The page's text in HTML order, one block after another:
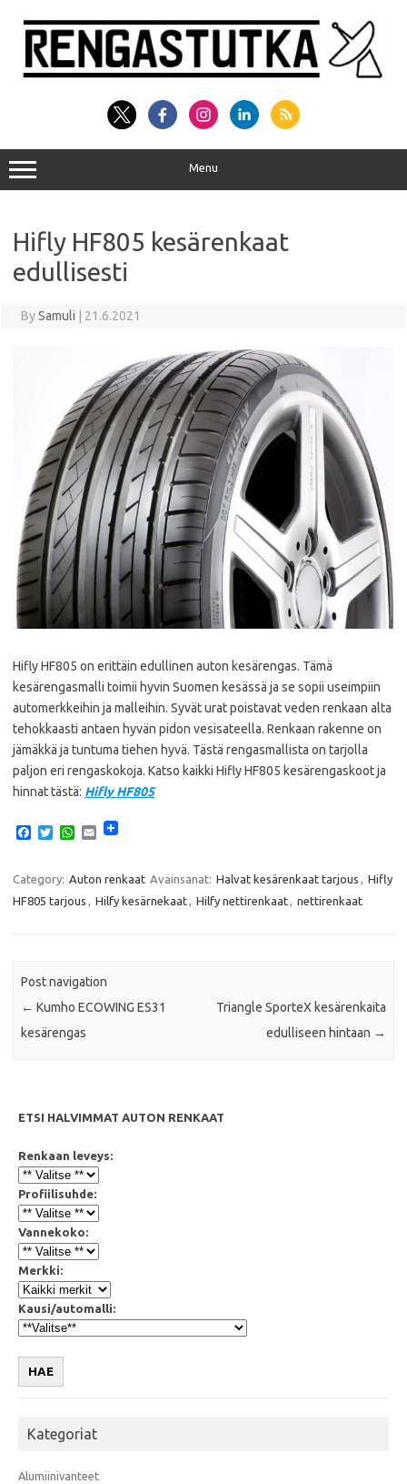
content
Menu
Hifly HF805 kesärenkaat
edullisesti
BySamuli 21.6.2021
Hifly HF805 on erittäin edullinen auton kesärengas. Tämä
kesärengasmalli toimii hyvin Suomen kesässä ja se sopii useimpiin
automerkkeihin ja malleihin. Syvät urat poistavat veden renkaan alta
tehokkaasti antaen hyvän pidon vesisateella. Renkaan rakenne on
jämäkkä ja tuntuma tiehen hyvä. Tästä rengasmallista on tarjolla
paljon eri rengaskokoja. Katso kaikki Hifly HF805 kesärengaskoot ja
hinnat tästä: Hifly HF805
e
b
o
T
t
t
e
W
t
A
E
i
Category: Auton renkaat Avainsanat: Halvat kesärenkaat tarjous
Hifly
HF805 tarjous
Hilfy kesärnekaat Hilfy nettirenkaat nettirenkaat
Post navigation
← Kumho ECOWING ES31
kesärengas
Triangle SporteX kesärenkaita
edulliseen hintaan →
ETSI HALVIMMAT AUTON RENKAAT
Renkaan leveys:
Profiilisuhde:
Vannekoko:
Merkki:
Kausi/automalli:
HAE
Kategoriat
Alumiinivanteet